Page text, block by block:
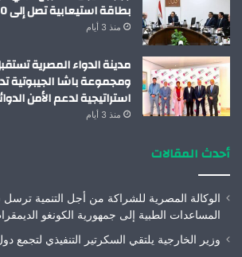
بطاقة استيعابية تصل إلى 40 مليون راكب سنوياً
منذ 3 أيام
مدينة الدواء المصرية
ومجموعة باشا الجيبوتية
استراتيجية لدعم الأمن
منذ 3 أيام
أحدث المقالات
الوكالة المصرية للشراكة من أجل التنمية
المساعدات الطبية إلى جمهورية الكونغو
وزير الخارجية يلتقي السكرتير التنفيذي لتجمع